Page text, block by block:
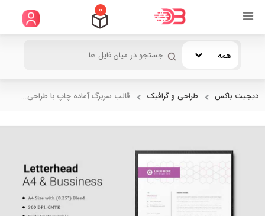
0
همه
دیجیت باکس طراحی و گرافیک قالب سربرگ آماده چاپ با طراحی...